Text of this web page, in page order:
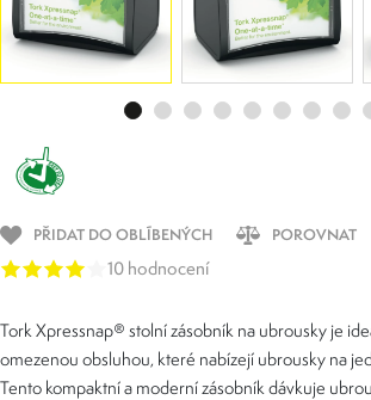
PŘIDAT DO OBLÍBENÝCH POROVNAT
10 hodnocení
Tork Xpressnap® stolní zásobník na ubrousky je
omezenou obsluhou, které nabízejí ubrousky na
Tento kompaktní a moderní zásobník dávkuje